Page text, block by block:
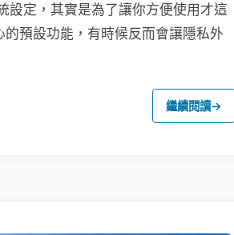
設定，其實是為了讓你方便使用才這
預設功能，有時候反而會讓隱私外
繼續閱讀→